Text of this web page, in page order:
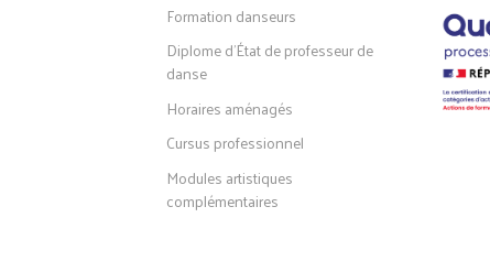
Formation danseurs
Diplome d'État de professeur de
danse
Horaires aménagés
Cursus professionnel
Modules artistiques
complémentaires